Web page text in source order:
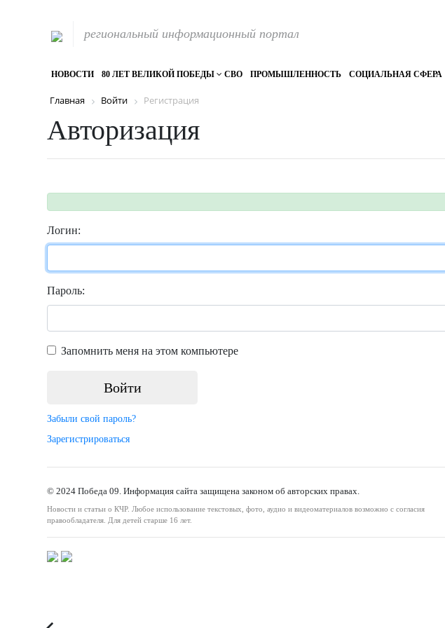
региональный информационный портал
НОВОСТИ 80 ЛЕТ ВЕЛИКОЙ ПОБЕДЫ СВО ПРОМЫШЛЕННОСТЬ СОЦИАЛЬНАЯ СФЕРА
Главная Войти Регистрация
Авторизация
Логин:
Пароль:
Запомнить меня на этом компьютере
Забыли свой пароль?
Зарегистрироваться
© 2024 Победа 09. Информация сайта защищена законом об авторских правах.
Новости и статьи о КЧР. Любое использование текстовых, фото, аудио и видеоматериалов возможно с согласия
правообладателя. Для детей старше 16 лет.